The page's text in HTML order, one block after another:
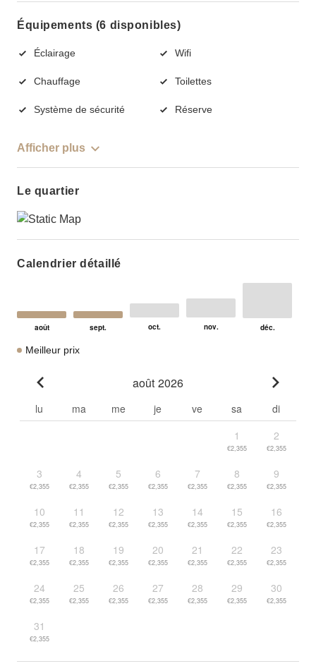
Équipements (6 disponibles)
Éclairage Wifi
Chauffage Toilettes
Système de sécurité Réserve
Afficher plus
Le quartier
Calendrier détaillé
Meilleur prix
août 2026
lu ma me je ve sa
di
1
€2,355
2
€2,355
3
€2,355
4
€2,355
5
€2,355
6
€2,355
7
€2,355
8
€2,355
9
€2,355
10
€2,355
11
€2,355
12
€2,355
13
€2,355
14
€2,355
15
€2,355
16
€2,355
17
€2,355
18
€2,355
19
€2,355
20
€2,355
21
€2,355
22
€2,355
23
€2,355
24
€2,355
25
€2,355
26
€2,355
27
€2,355
28
€2,355
29
€2,355
30
€2,355
31
€2,355